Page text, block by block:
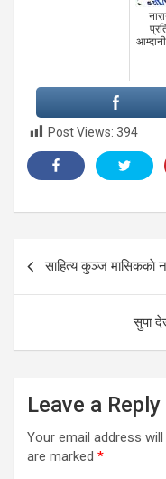
Post Views: 394
Post
navigation
साहित्य कुञ्ज मासिककाे
सुपा
Leave a Reply
Your email address
are marked *